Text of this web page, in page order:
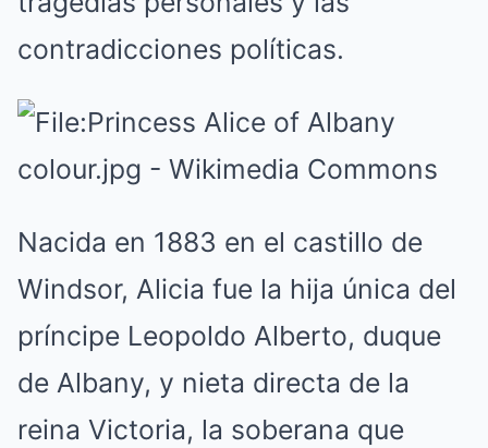
contradicciones políticas.
Nacida en 1883 en el castillo de
Windsor, Alicia fue la hija única del
príncipe Leopoldo Alberto, duque
de Albany, y nieta directa de la
reina Victoria, la soberana que